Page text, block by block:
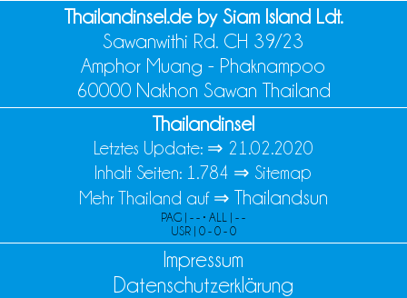
Thailandinsel.de by Siam Island Ldt.
Sawanwithi Rd. CH 39/23
Amphor Muang - Phaknampoo
60000 Nakhon Sawan Thailand
Thailandinsel
Letztes Update: ⇒ 21.02.2020
Inhalt Seiten: 1.784 ⇒ Sitemap
Mehr Thailand auf ⇒ Thailandsun
PAG | - - • ALL | - -
USR | 0 - 0 - 0
Impressum
Datenschutzerklärung